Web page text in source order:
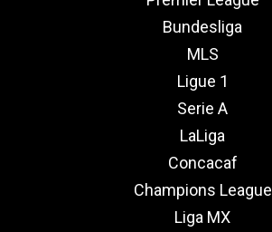
Bundesliga
MLS
Ligue 1
Serie A
LaLiga
Concacaf
Champions League
Liga MX